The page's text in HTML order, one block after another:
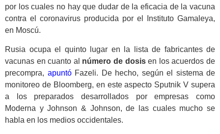
por los cuales no hay que dudar de la eficacia de la vacuna
contra el coronavirus producida por el Instituto Gamaleya,
en Moscú.
Rusia ocupa el quinto lugar en la lista de fabricantes de
vacunas en cuanto al número de dosisen los acuerdos de
precompra, apuntóFazeli. De hecho, según el sistema de
monitoreo de Bloomberg, en este aspecto Sputnik V supera
a los preparados desarrollados por empresas como
Moderna y Johnson & Johnson, de las cuales mucho se
habla en los medios occidentales.